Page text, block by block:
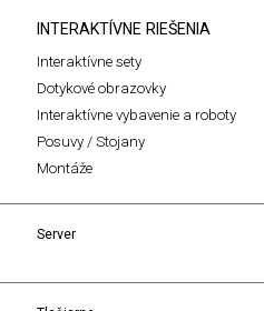
INTERAKTÍVNE RIEŠENIA
Interaktívne sety
Dotykové obrazovky
Interaktívne vybavenie a roboty
Posuvy / Stojany
Montáže
Server